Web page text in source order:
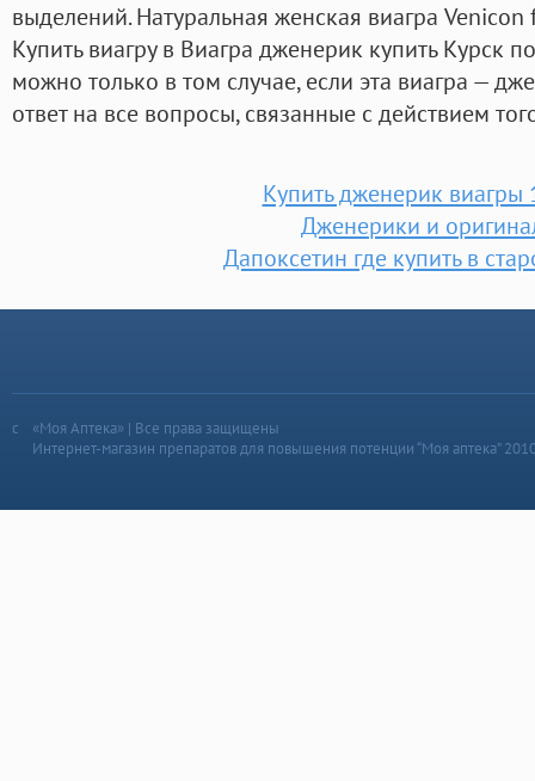
выделений. Натуральная женская виагра
Купить виагру в Виагра дженерик купить Курск
можно только в том случае, если эта виагра —
ответ на все вопросы, связанные с действием
Купить дженерик виагры
Дженерики и
Дапоксетин где купить в
«Моя Аптека» | Все права защищены
Интернет-магазин препаратов для повышения потенции “Моя аптека”